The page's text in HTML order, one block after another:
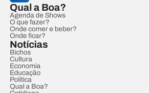
Qual a Boa?
Agenda de Shows
O que fazer?
Onde comer e beber?
Onde ficar?
Notícias
Bichos
Cultura
Economia
Educação
Política
Qual a Boa?